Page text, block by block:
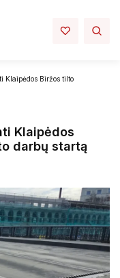
Klaipėdos Biržos tilto
Klaipėdos
darbų startą